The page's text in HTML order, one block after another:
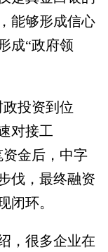
能够形成信心
成“政府领
投资到位
对接工
金后，中字
伐，最终融资
闭环。
很多企业在